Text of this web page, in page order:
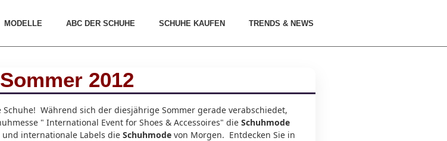
MODELLE ABC DER SCHUHE SCHUHE KAUFEN TRENDS & NEWS
2012
Schuhe! Während sich der diesjährige Sommer gerade verabschiedet,
" International Event for Shoes & Accessoires" die Schuhmode
internationale Labels die Schuhmode von Morgen. Entdecken Sie in